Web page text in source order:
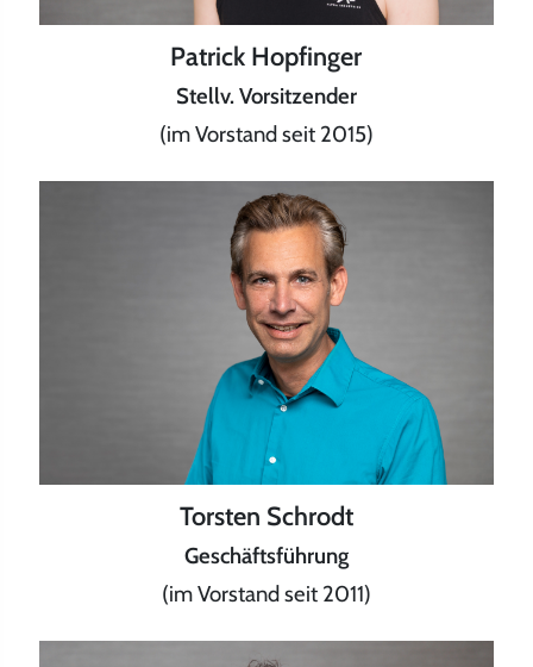
Patrick Hopfinger
Stellv. Vorsitzender
(im Vorstand seit 2015)
Torsten Schrodt
Geschäftsführung
(im Vorstand seit 2011)